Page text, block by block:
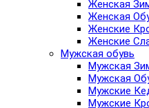
Женская
Женская
Женские
Женские
Мужская обувь
Мужская
Мужская
Мужские
Мужские